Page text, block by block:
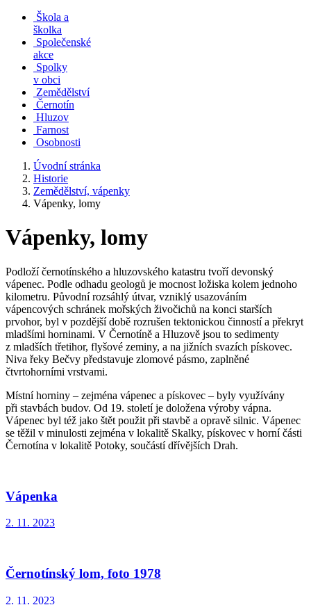
Škola a
školka
Společenské
akce
Spolky
v obci
Zemědělství
Černotín
Hluzov
Farnost
Osobnosti
Úvodní stránka
Historie
Zemědělství, vápenky
Vápenky, lomy
Vápenky, lomy
Podloží černotínského a hluzovského katastru tvoří devonský
vápenec. Podle odhadu geologů je mocnost ložiska kolem jednoho
kilometru. Původní rozsáhlý útvar, vzniklý usazováním
vápencových schránek mořských živočichů na konci starších
prvohor, byl v pozdější době rozrušen tektonickou činností a překryt
mladšími horninami. V Černotíně a Hluzově jsou to sedimenty
z mladších třetihor, flyšové zeminy, a na jižních svazích pískovec.
Niva řeky Bečvy představuje zlomové pásmo, zaplněné
čtvrtohorními vrstvami.
Místní horniny – zejména vápenec a pískovec – byly využívány
při stavbách budov. Od 19. století je doložena výroby vápna.
Vápenec byl též jako štět použit při stavbě a opravě silnic. Vápenec
se těžil v minulosti zejména v lokalitě Skalky, pískovec v horní části
Černotína v lokalitě Potoky, součástí dřívějších Drah.
Vápenka
2. 11. 2023
Černotínský lom, foto 1978
2. 11. 2023